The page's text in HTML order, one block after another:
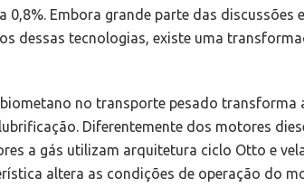
0,8%. Embora grande parte das discussões
dessas tecnologias, existe uma
no transporte pesado transforma
Diferentemente dos motores
a gás utilizam arquitetura ciclo Otto e
altera as condições de operação do